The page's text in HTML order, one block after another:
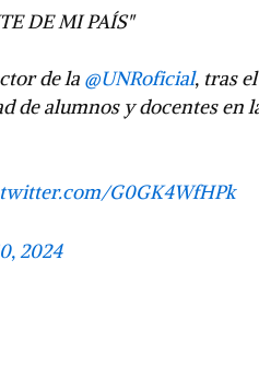
DE MI PAÍS"
de la @UNRoficial, tras el
de alumnos y docentes en
G0GK4WfHPk
2024